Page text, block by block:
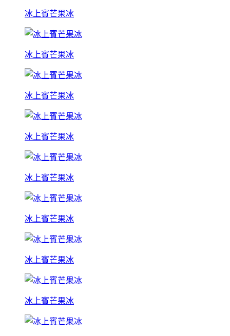
冰上賓芒果冰
冰上賓芒果冰
冰上賓芒果冰
冰上賓芒果冰
冰上賓芒果冰
冰上賓芒果冰
冰上賓芒果冰
冰上賓芒果冰